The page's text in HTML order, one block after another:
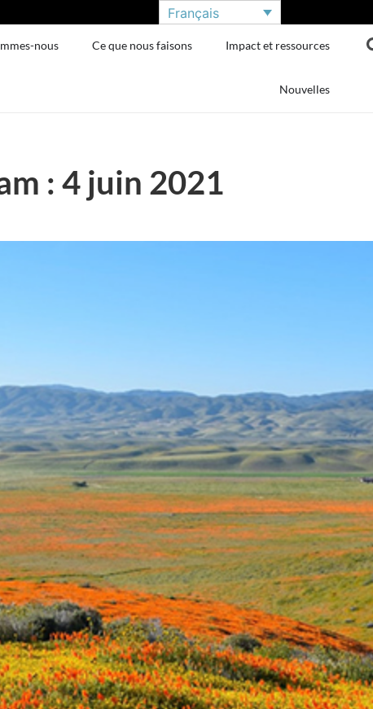
Français
nous Ce que nous faisons Impact et ressources
Nouvelles
: 4 juin 2021